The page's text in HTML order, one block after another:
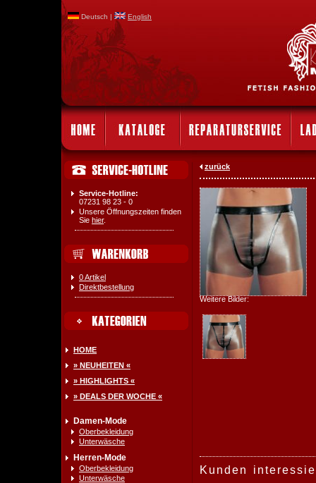
Deutsch | English
Service-Hotline:
07231 98 23 - 0
Unsere Öffnungszeiten finden
Sie hier.
0 Artikel
Direktbestellung
HOME
» NEUHEITEN «
» HIGHLIGHTS «
» DEALS DER WOCHE «
Damen-Mode
Oberbekleidung
Unterwäsche
Herren-Mode
Oberbekleidung
Unterwäsche
zurück
Weitere Bilder:
Kunden